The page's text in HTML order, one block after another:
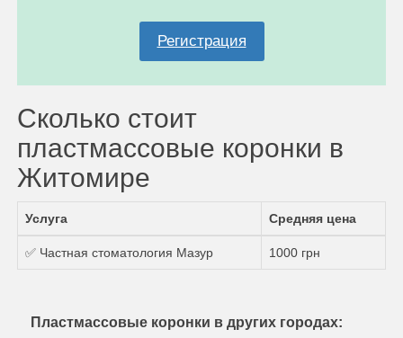
Регистрация
Сколько стоит
пластмассовые коронки в
Житомире
Услуга Средняя цена
✅ Частная стоматология Мазур 1000 грн
Пластмассовые коронки в других городах: